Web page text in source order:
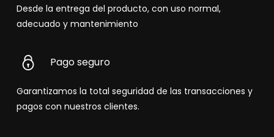
Desde la entrega del producto, con uso normal,
adecuado y mantenimiento
Pago seguro
Garantizamos la total seguridad de las transacciones y
pagos con nuestros clientes.